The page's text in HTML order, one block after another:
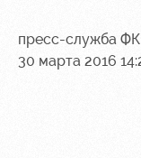
пресс-служба
30 марта 2016